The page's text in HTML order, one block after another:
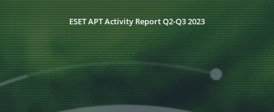
ESET APT Activity Report Q2-Q3 2023